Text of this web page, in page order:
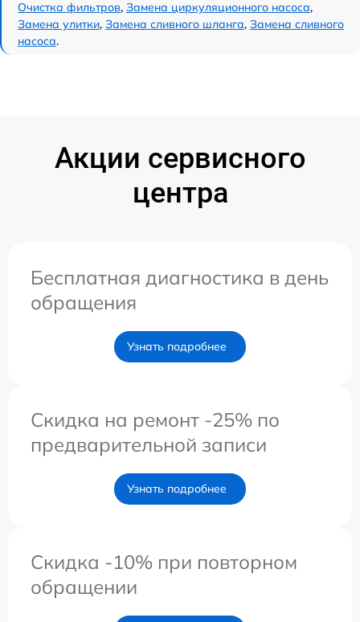
Очистка фильтров, Замена циркуляционного насоса,
Замена улитки, Замена сливного шланга, Замена сливного
насоса.
Акции сервисного
центра
Бесплатная диагностика в день
обращения
Узнать подробнее
Скидка на ремонт -25% по
предварительной записи
Узнать подробнее
Скидка -10% при повторном
обращении